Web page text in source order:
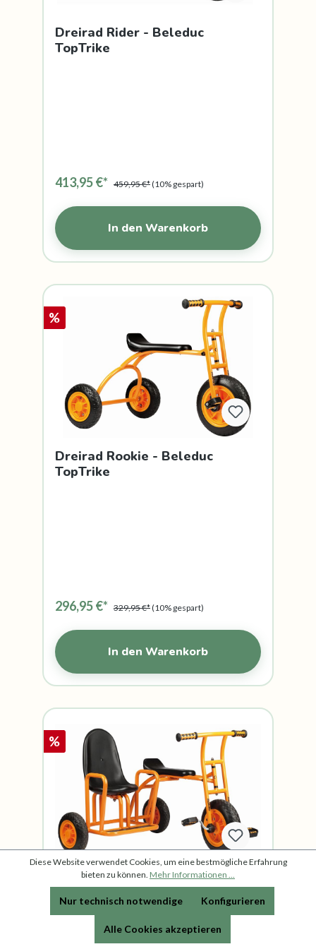
Dreirad Rider - Beleduc
TopTrike
413,95 €* 459,95 €*(10% gespart)
In den Warenkorb
%
Dreirad Rookie - Beleduc
TopTrike
296,95 €* 329,95 €*(10% gespart)
In den Warenkorb
%
Dreirad Seitenwagen - Beleduc
TopTrike
Diese Website verwendet Cookies, um eine bestmögliche Erfahrung
bieten zu können. Mehr Informationen ...
Nur technisch notwendige Konfigurieren
Alle Cookies akzeptieren